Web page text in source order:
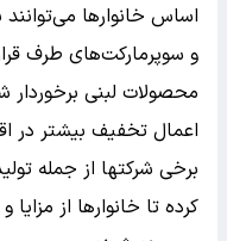
اساس خانوارها
محصولات لبنی برخوردار
اعمال تخفیف بیشتر در
برخی شرکتها از جمله
کرده تا خانوارها از